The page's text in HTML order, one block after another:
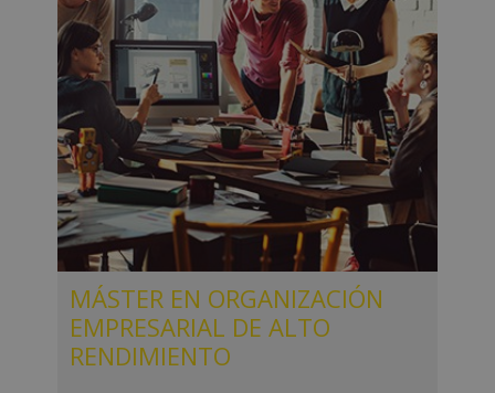
MÁSTER EN ORGANIZACIÓN
EMPRESARIAL DE ALTO
RENDIMIENTO